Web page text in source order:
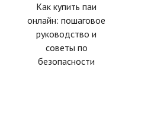
Как купить паи
онлайн: пошаговое
руководство и
советы по
безопасности